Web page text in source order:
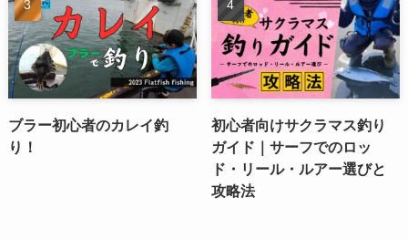
ブラー初心者のカレイ釣
り！
初心者向けサクラマス釣り
ガイド｜サーフでのロッ
ド・リール・ルアー選びと
攻略法